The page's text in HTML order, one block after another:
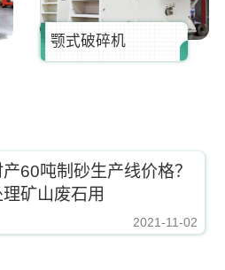
颚式破碎机
image/20211102150910_24671.jpg,
产60吨制砂生产线价格？
理矿山废石用
2021-11-02